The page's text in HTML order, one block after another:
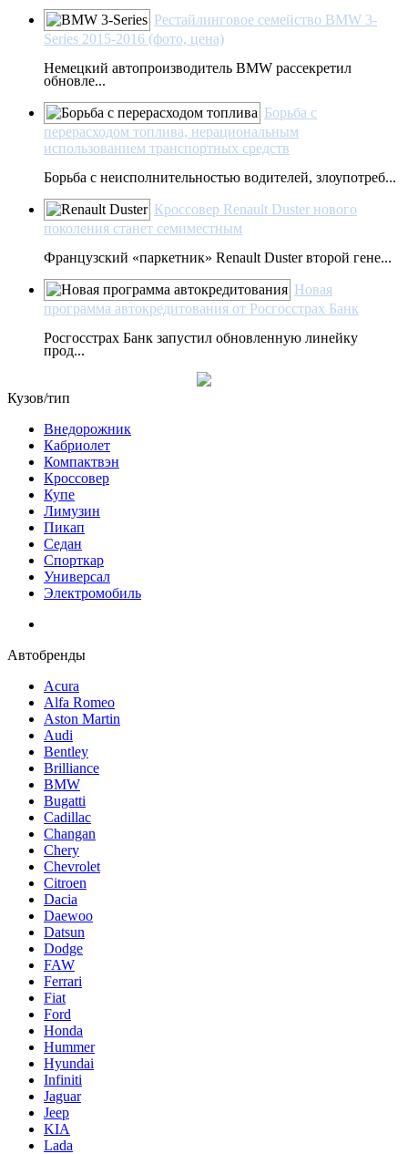
Рестайлинговое семейство BMW 3-
Series 2015-2016 (фото, цена)
Немецкий автопроизводитель BMW рассекретил
обновле...
Борьба с
перерасходом топлива, нерациональным
использованием транспортных средств
Борьба с неисполнительностью водителей, злоупотреб...
Кроссовер Renault Duster нового
поколения станет семиместным
Французский «паркетник» Renault Duster второй гене...
Новая
программа автокредитования от Росгосстрах Банк
Росгосстрах Банк запустил обновленную линейку
прод...
Кузов/тип
Внедорожник
Кабриолет
Компактвэн
Кроссовер
Купе
Лимузин
Пикап
Седан
Спорткар
Универсал
Электромобиль
Автобренды
Acura
Alfa Romeo
Aston Martin
Audi
Bentley
Brilliance
BMW
Bugatti
Cadillac
Changan
Chery
Chevrolet
Citroen
Dacia
Daewoo
Datsun
Dodge
FAW
Ferrari
Fiat
Ford
Honda
Hummer
Hyundai
Infiniti
Jaguar
Jeep
KIA
Lada